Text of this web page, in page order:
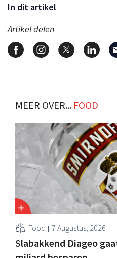
In dit artikel
Artikel delen
MEER OVER... FOOD
Food 7 Augustus, 2026
Slabakkend Diageo